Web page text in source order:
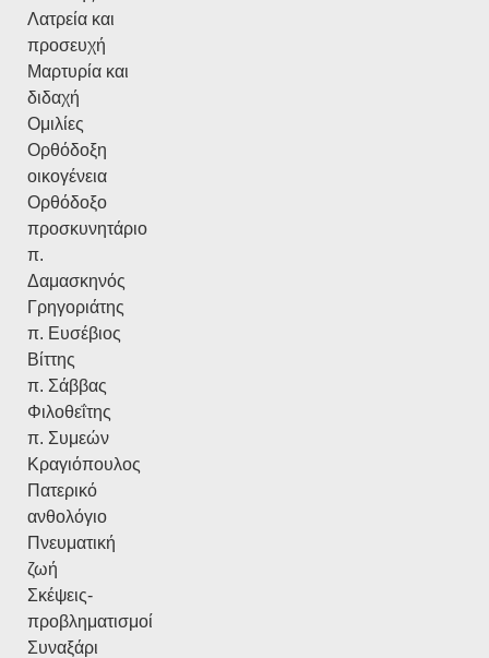
Λατρεία και
προσευχή
Μαρτυρία και
διδαχή
Ομιλίες
Ορθόδοξη
οικογένεια
Ορθόδοξο
προσκυνητάριο
π.
Δαμασκηνός
Γρηγοριάτης
π. Ευσέβιος
Βίττης
π. Σάββας
Φιλοθεΐτης
π. Συμεών
Κραγιόπουλος
Πατερικό
ανθολόγιο
Πνευματική
ζωή
Σκέψεις-
προβληματισμοί
Συναξάρι